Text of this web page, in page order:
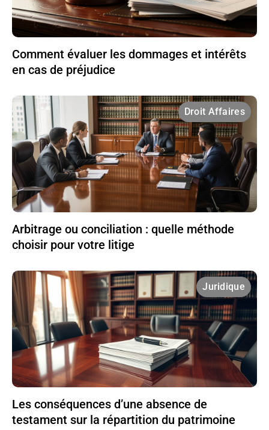
Comment évaluer les dommages et intérêts
en cas de préjudice
Droit Affaires
Arbitrage ou conciliation : quelle méthode
choisir pour votre litige
Juridique
Les conséquences d’une absence de
testament sur la répartition du patrimoine